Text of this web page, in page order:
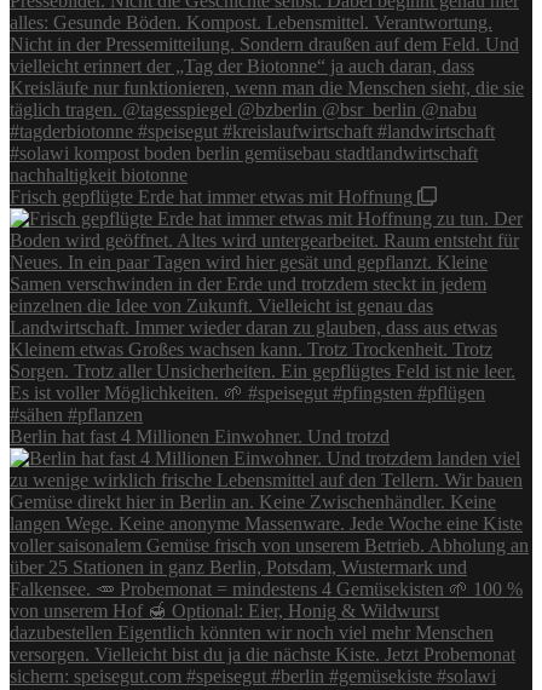
Frisch gepflügte Erde hat immer etwas mit Hoffnung
Berlin hat fast 4 Millionen Einwohner. Und trotzd